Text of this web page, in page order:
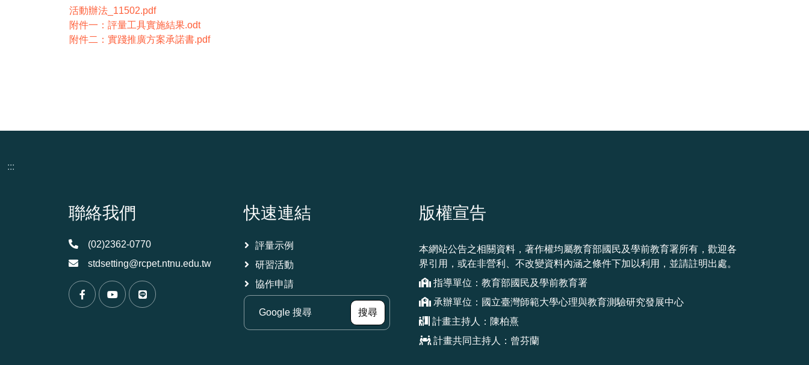
活動辦法_11502.pdf
附件一：評量工具實施結果.odt
附件二：實踐推廣方案承諾書.pdf
:::
頁尾資訊
聯絡我們
(02)2362-0770
stdsetting@rcpet.ntnu.edu.tw
（另開新視窗）
（另開新視窗）（另開新視窗）
快速連結
評量示例
研習活動
協作申請
搜尋（另開新視窗）
版權宣告
本網站公告之相關資料，著作權均屬教育部國民及學前教育署所有，歡迎各
界引用，或在非營利、不改變資料內涵之條件下加以利用，並請註明出處。
指導單位：教育部國民及學前教育署
承辦單位：國立臺灣師範大學心理與教育測驗研究發展中心
計畫主持人：陳柏熹
計畫共同主持人：曾芬蘭